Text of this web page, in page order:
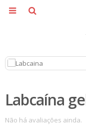
Labcaína
Não há avaliações ainda.